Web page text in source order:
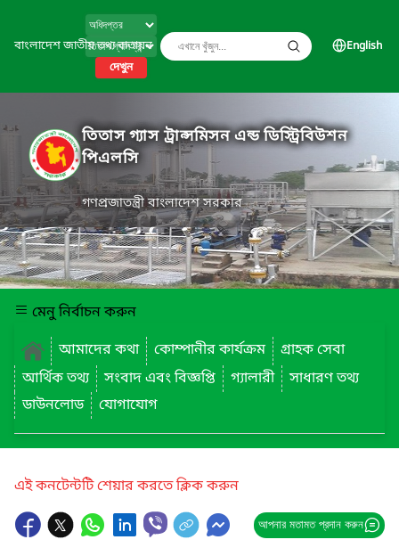
বাংলাদেশ জাতীয় তথ্য বাতায়ন
দেখুন
English
তিতাস গ্যাস ট্রান্সমিসন এন্ড ডিস্ট্রিবিউশন
পিএলসি
গণপ্রজাতন্ত্রী বাংলাদেশ সরকার
মেনু নির্বাচন করুন
আমাদের কথা
কোম্পানীর কার্যক্রম
গ্রাহক সেবা
আর্থিক তথ্য
সংবাদ এবং বিজ্ঞপ্তি গ্যালারী
সাধারণ তথ্য
ডাউনলোড
যোগাযোগ
এই কনটেন্টটি শেয়ার করতে ক্লিক করুন
আপনার মতামত প্রদান করুন